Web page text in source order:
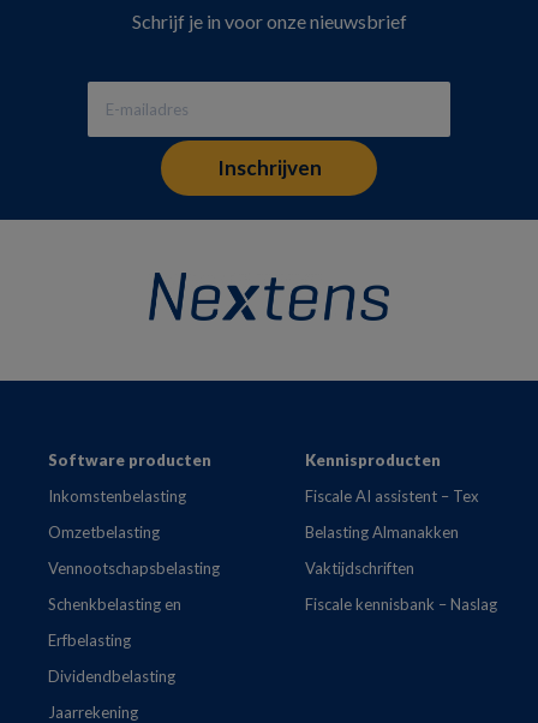
Schrijf je in voor onze nieuwsbrief
FooterSoftware producten
Inkomstenbelasting
Omzetbelasting
Vennootschapsbelasting
Schenkbelasting en
Erfbelasting
Dividendbelasting
Jaarrekening
Kennisproducten
Fiscale AI assistent – Tex
Belasting Almanakken
Vaktijdschriften
Fiscale kennisbank – Naslag